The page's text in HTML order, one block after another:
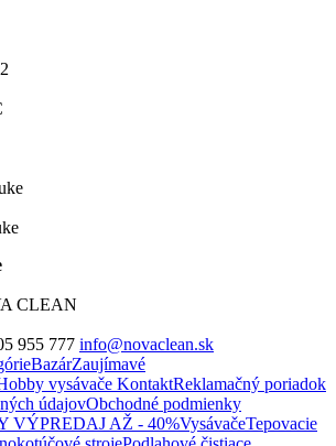
CLEAN
955 777 info@novaclean.sk
BazárZaujímavé
vysávače KontaktReklamačný poriadok
údajovObchodné podmienky
VÝPREDAJ AŽ - 40%VysávačeTepovacie